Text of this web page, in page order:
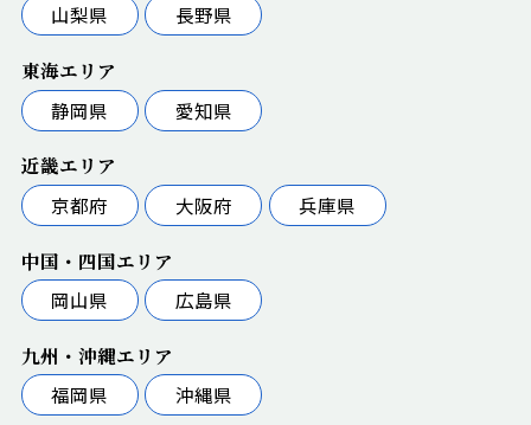
山梨県
長野県
東海エリア
静岡県
愛知県
近畿エリア
京都府
大阪府 兵庫県
中国・四国エリア
岡山県
広島県
九州・沖縄エリア
福岡県
沖縄県